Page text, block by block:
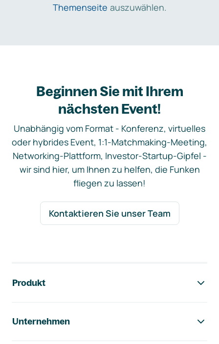
Themenseite auszuwählen.
Beginnen Sie mit Ihrem
nächsten Event!
Unabhängig vom Format - Konferenz, virtuelles
oder hybrides Event, 1:1-Matchmaking-Meeting,
Networking-Plattform, Investor-Startup-Gipfel -
wir sind hier, um Ihnen zu helfen, die Funken
fliegen zu lassen!
Kontaktieren Sie unser Team
Produkt
Unternehmen